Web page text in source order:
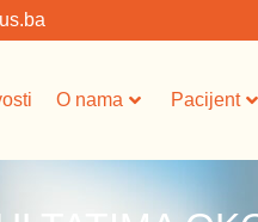
O nama Pacijent